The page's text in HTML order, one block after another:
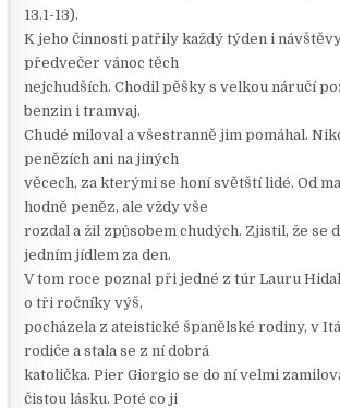
13.1-13).
K jeho činnosti patřily každý týden i
předvečer vánoc těch
nejchudších. Chodil pěšky s velkou náručí
benzin i tramvaj.
Chudé miloval a všestranně jim pomáhal.
penězích ani na jiných
věcech, za kterými se honí světští lidé. Od
hodně peněz, ale vždy vše
rozdal a žil způsobem chudých. Zjistil, že se
jedním jídlem za den.
V tom roce poznal při jedné z túr Lauru
o tři ročníky výš,
pocházela z ateistické španělské rodiny, v
rodiče a stala se z ní dobrá
katolička. Pier Giorgio se do ní velmi
čistou lásku. Poté co ji